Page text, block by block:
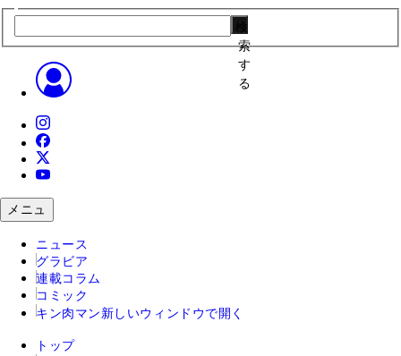
索
す
る
メニュ
ニュース
グラビア
連載コラム
コミック
キン肉マン 新しいウィンドウで開く
トップ